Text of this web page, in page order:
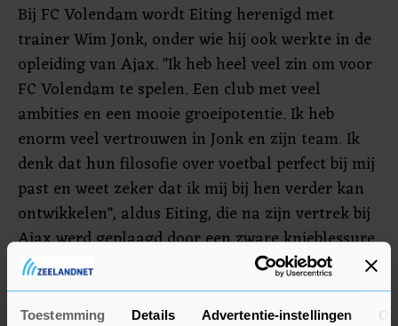
Toestemming Details Advertentie-instellingen
Bij FC Volendam wordt Eiting herenigd met
trainer Wim Jonk, onder wie hij ook werkte in de
opleiding van Ajax. "Ik heb heel veel zin om voor
FC Volendam te spelen. Een club met veel
ambities en een mooie groeipotentie. Ik heb
enorm veel vertrouwen in Jonk en zijn team. Ik
denk dat hun filosofie over voetbal perfect bij mij
past en weet zeker dat ik mij bij hen verder kan
ontwikkelen", aldus Eiting, die na zijn vertrek bij
Ajax werd geplaagd door een zware knieblessure.
FC Volendam werd afgelopen seizoen tweede in
de Keuken Kampioen Divisie, achter FC Emmen.